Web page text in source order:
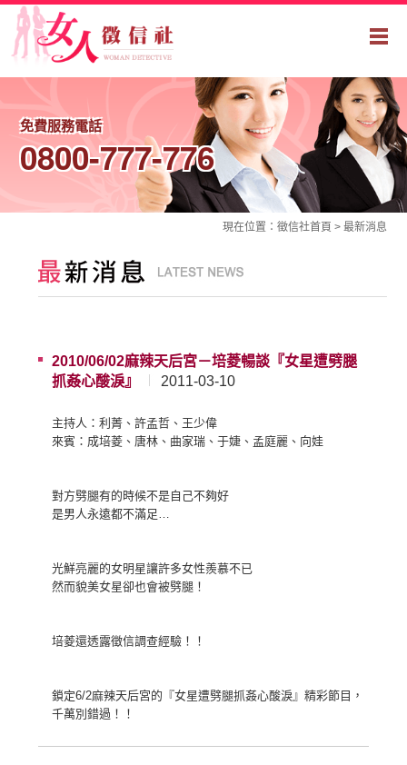
免費服務電話
0800-777-776
現在位置： 徵信社首頁 > 最新消息
2010/06/02麻辣天后宮－培菱暢談『女星遭劈腿
抓姦心酸淚』
2011-03-10
主持人：利菁、許孟哲、王少偉
來賓：成培菱、唐林、曲家瑞、于婕、孟庭麗、向娃
對方劈腿有的時候不是自己不夠好
是男人永遠都不滿足…
光鮮亮麗的女明星讓許多女性羨慕不已
然而貌美女星卻也會被劈腿！
培菱還透露徵信調查經驗！！
鎖定6/2麻辣天后宮的『女星遭劈腿抓姦心酸淚』精彩節目，
千萬別錯過！！